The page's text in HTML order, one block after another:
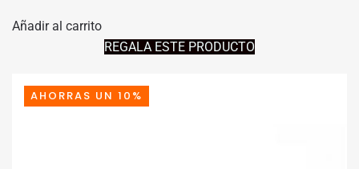
ORIGINAL
36,29€.
ACTUAL
ES:
32,66€.
Añadir al carrito
REGALA ESTE PRODUCTO
AHORRAS UN 10%